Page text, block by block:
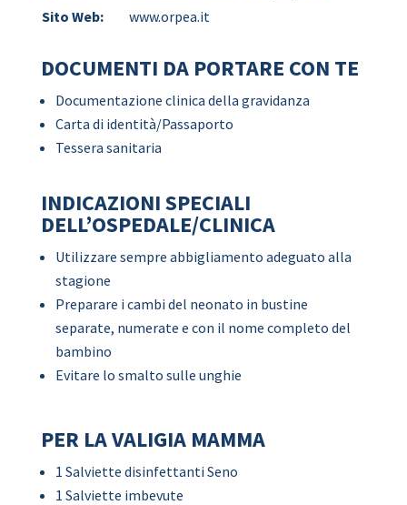
Sito Web:
www.orpea.it
DOCUMENTI DA PORTARE CON TE
Documentazione clinica della gravidanza
Carta di identità/Passaporto
Tessera sanitaria
INDICAZIONI SPECIALI
DELL’OSPEDALE/CLINICA
Utilizzare sempre abbigliamento adeguato alla
stagione
Preparare i cambi del neonato in bustine
separate, numerate e con il nome completo del
bambino
Evitare lo smalto sulle unghie
PER LA VALIGIA MAMMA
1 Salviette disinfettanti Seno
1 Salviette imbevute